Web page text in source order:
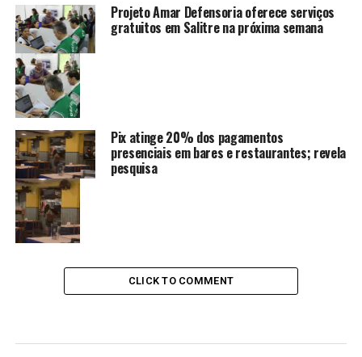
Projeto Amar Defensoria oferece serviços
gratuitos em Salitre na próxima semana
Pix atinge 20% dos pagamentos
presenciais em bares e restaurantes; revela
pesquisa
CLICK TO COMMENT